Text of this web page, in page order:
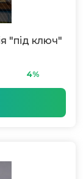
"під ключ"
4%